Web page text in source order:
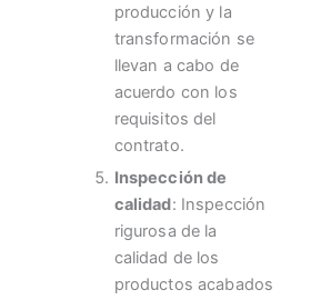
producción y la
transformación se
llevan a cabo de
acuerdo con los
requisitos del
contrato.
Inspección de
calidad: Inspección
rigurosa de la
calidad de los
productos acabados